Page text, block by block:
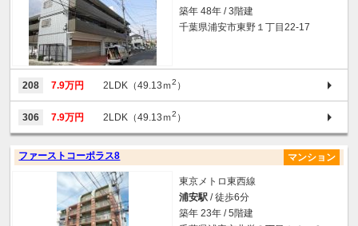
築年 48年 / 3階建
千葉県浦安市東野１丁目22-17
208 7.9万円 2LDK（49.13ｍ2 ）
306 7.9万円 2LDK（49.13ｍ2 ）
ファーストコーポラス8 マンション
東京メトロ東西線
浦安駅 / 徒歩6分
築年 23年 / 5階建